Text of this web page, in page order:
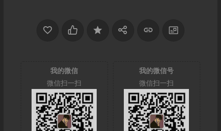
我的微信
微信扫一扫
我的微信号
微信扫一扫